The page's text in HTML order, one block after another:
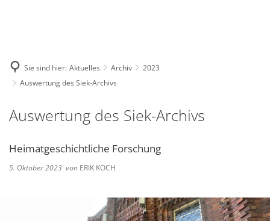
Sie sind hier: Aktuelles Archiv
2023
Auswertung des Siek-Archivs
Auswertung des Siek-Archivs
Heimatgeschichtliche Forschung
5. Oktober 2023 von ERIK KOCH